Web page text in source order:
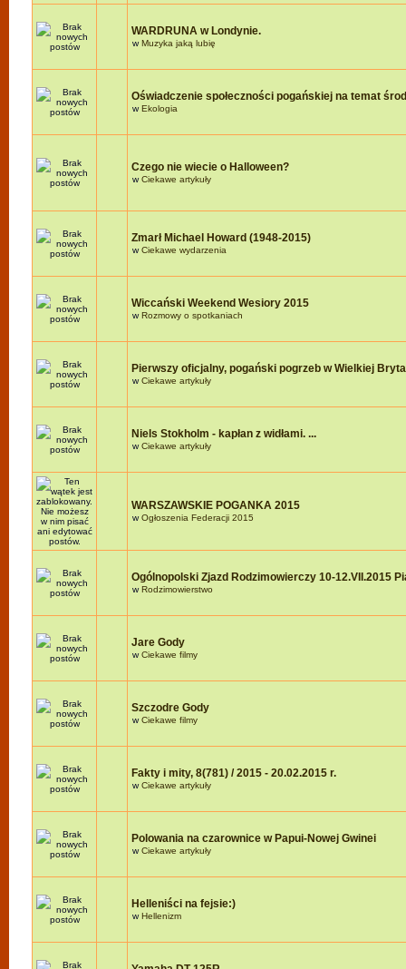
WARDRUNA w Londynie.
wMuzyka jaką lubię
Oświadczenie społeczności pogańskiej na temat
wEkologia
Czego nie wiecie o Halloween?
wCiekawe artykuły
Zmarł Michael Howard (1948-2015)
wCiekawe wydarzenia
Wiccański Weekend Wesiory 2015
wRozmowy o spotkaniach
Pierwszy oficjalny, pogański pogrzeb w Wielkiej
wCiekawe artykuły
Niels Stokholm - kapłan z widłami. ...
wCiekawe artykuły
WARSZAWSKIE POGANKA 2015
wOgłoszenia Federacji 2015
Ogólnopolski Zjazd Rodzimowierczy 10-12.VII.2015
wRodzimowierstwo
Jare Gody
wCiekawe filmy
Szczodre Gody
wCiekawe filmy
Fakty i mity, 8(781) / 2015 - 20.02.2015 r.
wCiekawe artykuły
Polowania na czarownice w Papui-Nowej Gwinei
wCiekawe artykuły
Helleniści na fejsie:)
wHellenizm